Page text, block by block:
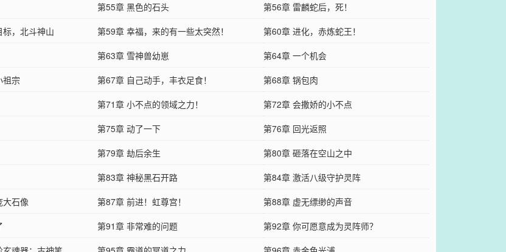
第55章 黑色的石头
第56章 雷麟蛇后，死！
，北斗神山 第59章 幸福，来的有一些太突然！
第60章 进化，赤炼蛇王！
第63章 雪神兽幼崽
第64章 一个机会
祖宗 第67章 自己动手，丰衣足食！
第68章 锅包肉
第71章 小不点的领域之力！
第72章 会撒娇的小不点
第75章 动了一下
第76章 回光返照
第79章 劫后余生
第80章 砸落在空山之中
第83章 神秘黑石开路
第84章 激活八级守护灵阵
大石像 第87章 前进！虹尊宫！
第88章 虚无缥缈的声音
第91章 非常难的问题
第92章 你可愿意成为灵阵师？